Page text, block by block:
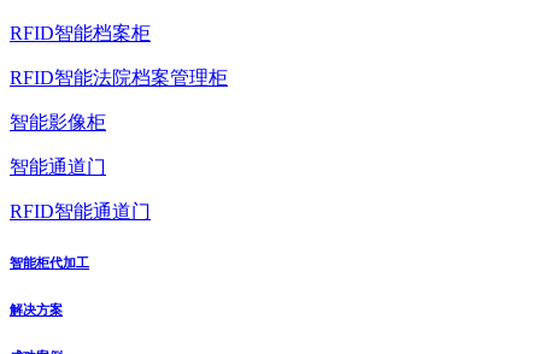
RFID智能档案柜
RFID智能法院档案管理柜
智能影像柜
智能通道门
RFID智能通道门
智能柜代加工
解决方案